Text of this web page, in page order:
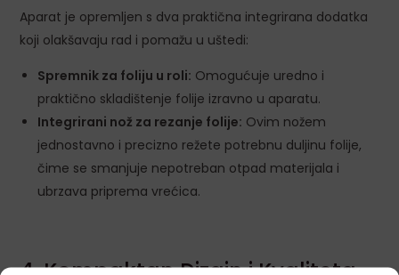
Aparat je opremljen s dva praktična integrirana dodatka
koji olakšavaju rad i pomažu u uštedi:
Spremnik za foliju u roli: Omogućuje uredno i
praktično skladištenje folije izravno u aparatu.
Integrirani nož za rezanje folije: Ovim nožem
jednostavno i precizno režete potrebnu duljinu folije,
čime se smanjuje nepotreban otpad materijala i
ubrzava priprema vrećica.